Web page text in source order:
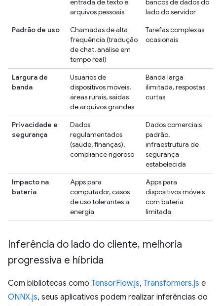
entrada de texto e
arquivos pessoais
bancos de dados do
lado do servidor
Padrão de uso
Chamadas de alta
frequência (tradução
de chat, análise em
tempo real)
Tarefas complexas
ocasionais
Largura de
banda
Usuários de
dispositivos móveis,
áreas rurais, saídas
de arquivos grandes
Banda larga
ilimitada, respostas
curtas
Privacidade e
segurança
Dados
regulamentados
(saúde, finanças),
compliance rigoroso
Dados comerciais
padrão,
infraestrutura de
segurança
estabelecida
Impacto na
bateria
Apps para
computador, casos
de uso tolerantes a
energia
Apps para
dispositivos móveis
com bateria
limitada
Inferência do lado do cliente, melhoria
progressiva e híbrida
Com bibliotecas como TensorFlow.js, Transformers.js e
ONNX.js, seus aplicativos podem realizar inferências do